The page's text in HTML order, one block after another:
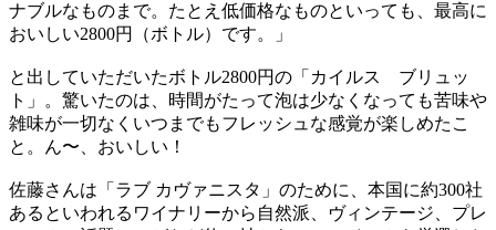
ナブルなものまで。たとえ低価格なものといっても、最高に
おいしい2800円（ボトル）です。」
と出していただいたボトル2800円の「カイルス ブリュッ
ト」。驚いたのは、時間がたって泡は少なくなっても苦味や
雑味が一切なくいつまでもフレッシュな感覚が楽しめたこ
と。ん〜、おいしい！
佐藤さんは「ラブ カヴァニスタ」のために、本国に約300社
あるといわれるワイナリーから自然派、ヴィンテージ、プレ